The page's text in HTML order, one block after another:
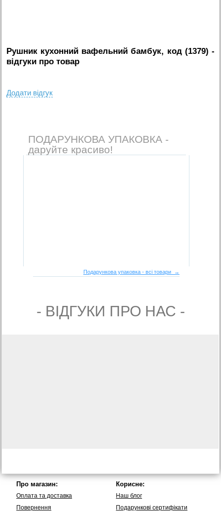
Рушник кухонний вафельний бамбук, код (1379) -
вiдгуки про товар
Додати вiдгук
ПОДАРУНКОВА УПАКОВКА -
даруйте красиво!
Подарункова упаковка - всі товари →
- ВIДГУКИ ПРО НАС -
Про магазин:
Оплата та доставка
Повернення
Корисне:
Наш блог
Подарункові сертифікати